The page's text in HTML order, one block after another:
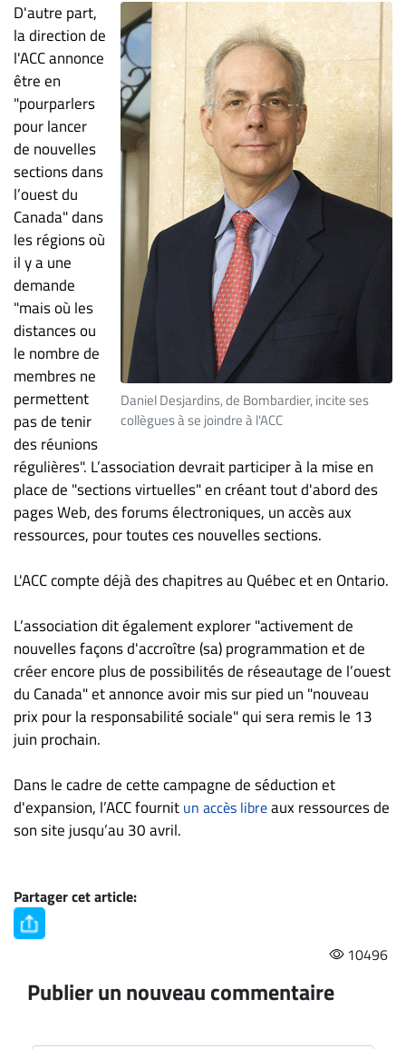
Politique de
confidentialité
Daniel Desjardins, de Bombardier, incite ses
collègues à se joindre à l'ACC
D'autre part,
la direction de
l'ACC annonce
être en
"pourparlers
pour lancer
de nouvelles
sections dans
l’ouest du
Canada" dans
les régions où
il y a une
demande
"mais où les
distances ou
le nombre de
membres ne
permettent
pas de tenir
des réunions
régulières". L’association devrait participer à la mise en
place de "sections virtuelles" en créant tout d'abord des
pages Web, des forums électroniques, un accès aux
ressources, pour toutes ces nouvelles sections.
L'ACC compte déjà des chapitres au Québec et en Ontario.
L’association dit également explorer "activement de
nouvelles façons d'accroître (sa) programmation et de
créer encore plus de possibilités de réseautage de l’ouest
du Canada" et annonce avoir mis sur pied un "nouveau
prix pour la responsabilité sociale" qui sera remis le 13
juin prochain.
Dans le cadre de cette campagne de séduction et
d'expansion, l’ACC fournit un accès libreaux ressources de
son site jusqu’au 30 avril.
Partager cet article:
10496
Publier un nouveau commentaire